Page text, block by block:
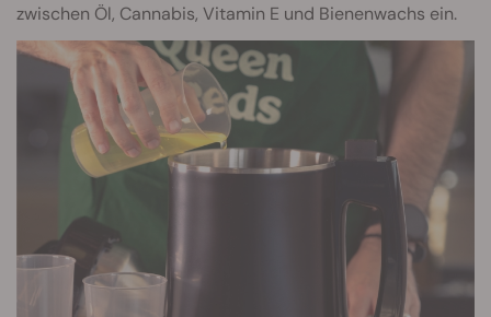
zwischen Öl, Cannabis, Vitamin E und Bienenwachs ein.